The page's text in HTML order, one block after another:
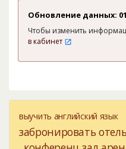
Обновление данных:
Чтобы изменить
в кабинет
выучить английский язык
забронировать отель